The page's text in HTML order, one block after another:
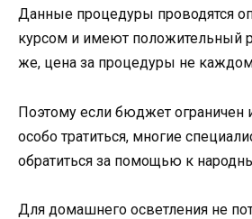
Данные процедуры проводятся
курсом и имеют положительный
же, цена за процедуры не
Поэтому если бюджет ограничен
особо тратиться, многие
обратиться за помощью к
Для домашнего осветления не